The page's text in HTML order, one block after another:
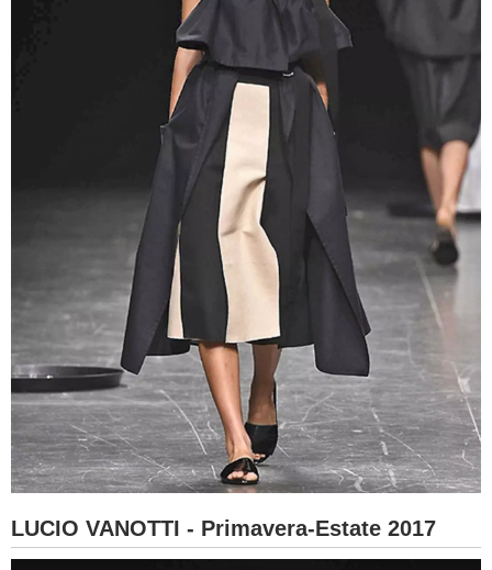
LUCIO VANOTTI - Primavera-Estate 2017